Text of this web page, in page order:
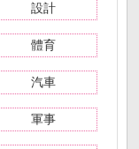
設計
體育
汽車
軍事